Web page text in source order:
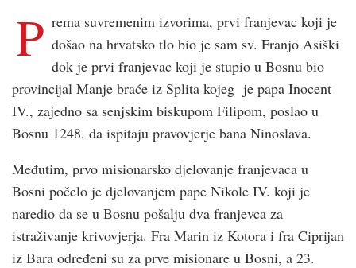
P rema suvremenim izvorima, prvi franjevac koji je
došao na hrvatsko tlo bio je sam sv. Franjo Asiški
dok je prvi franjevac koji je stupio u Bosnu bio
provincijal Manje braće iz Splita kojeg je papa Inocent
IV., zajedno sa senjskim biskupom Filipom, poslao u
Bosnu 1248. da ispitaju pravovjerje bana Ninoslava.
Međutim, prvo misionarsko djelovanje franjevaca u
Bosni počelo je djelovanjem pape Nikole IV. koji je
naredio da se u Bosnu pošalju dva franjevca za
istraživanje krivovjerja. Fra Marin iz Kotora i fra Ciprijan
iz Bara određeni su za prve misionare u Bosni, a 23.